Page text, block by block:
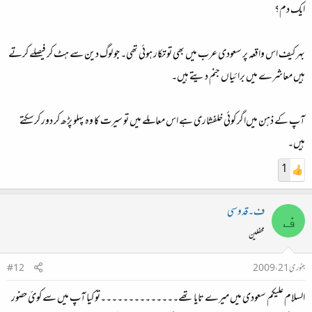
ایک دم؟
بہر کیف اس واقعہ پر سعودی عرب میں بھی تو تکار ہوئی تھی۔ جو لوگ دین سے ہٹ کر فیصلے‌ کرتے
ہیں معاشرے‌ میں برائیاں جنم دیتے‌ ہیں۔
آپ کے‌ ذہن میں‌اگر کوئی خلفشاری ہے اس معاملے میں تو سیرت کا وہ پہلو پڑھ کر دور کرسکتے‌
ہیں۔
1
ف ف۔قدوسی
محفلین
جنوری 21، 2009
#12
السلام علیکم سعودی میں میرے تایا تھے۔۔۔۔۔۔۔۔۔۔۔۔۔۔تو کیا آپ میں سے کوئ حضور